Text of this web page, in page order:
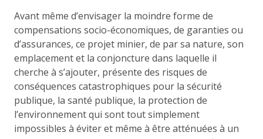
Avant même d’envisager la moindre forme de
compensations socio-économiques, de garanties ou
d’assurances, ce projet minier, de par sa nature, son
emplacement et la conjoncture dans laquelle il
cherche à s’ajouter, présente des risques de
conséquences catastrophiques pour la sécurité
publique, la santé publique, la protection de
l’environnement qui sont tout simplement
impossibles à éviter et même à être atténuées à un